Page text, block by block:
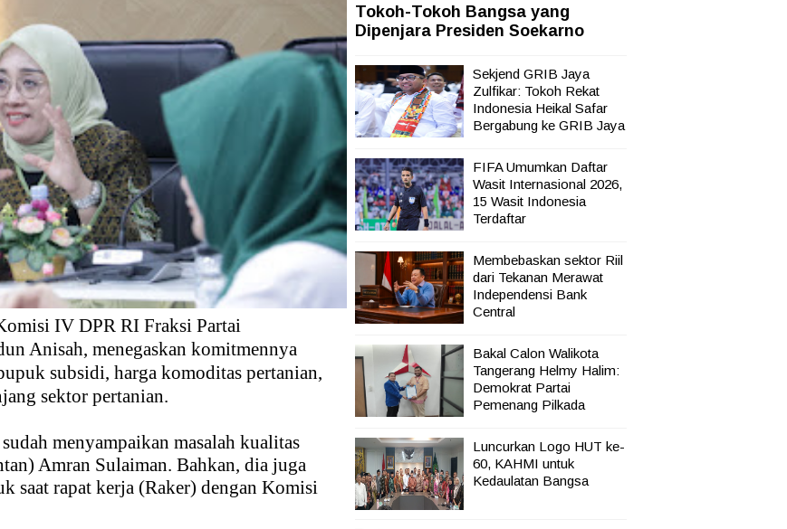
Pelemahan Rupiah dengan Memperkuat Pariwisata,
Kenaikan PMI Manufaktur Nasional
Gerakan Penguatan Literasi
Aset Koruptor
Merawat Independensi Bank Central
Digital
IV DPR RI Fraksi Partai
Anisah, menegaskan komitmennya
subsidi, harga komoditas pertanian,
sektor pertanian.
menyampaikan masalah kualitas
Amran Sulaiman. Bahkan, dia juga
saat rapat kerja (Raker) dengan Komisi
Tokoh-Tokoh Bangsa yang
Dipenjara Presiden Soekarno
Sekjend GRIB Jaya
Zulfikar: Tokoh Rekat
Indonesia Heikal Safar
Bergabung ke GRIB Jaya
FIFA Umumkan Daftar
Wasit Internasional 2026,
15 Wasit Indonesia
Terdaftar
Membebaskan sektor Riil
dari Tekanan Merawat
Independensi Bank
Central
Bakal Calon Walikota
Tangerang Helmy Halim:
Demokrat Partai
Pemenang Pilkada
Luncurkan Logo HUT ke-
60, KAHMI untuk
Kedaulatan Bangsa